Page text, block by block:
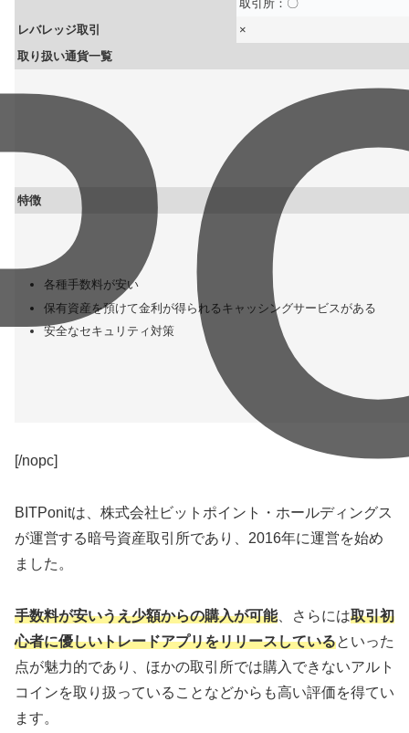
取引所：〇
レバレッジ取引
×
取り扱い通貨一覧
特徴
各種手数料が安い
保有資産を預けて金利が得られるキャッシングサービスがある
安全なセキュリティ対策
[/nopc]
BITPonitは、株式会社ビットポイント・ホールディングス
が運営する暗号資産取引所であり、2016年に運営を始め
ました。
手数料が安いうえ少額からの購入が可能、さらには取引初
心者に優しいトレードアプリをリリースしているといった
点が魅力的であり、ほかの取引所では購入できないアルト
コインを取り扱っていることなどからも高い評価を得てい
ます。